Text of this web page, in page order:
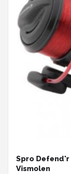
Spro Defend'r
Vismolen